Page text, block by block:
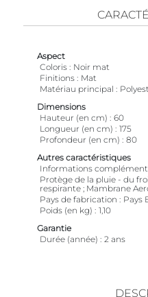
Aspect
Coloris
Noir mat
Finitions
Mat
Matériau principal
Dimensions
Hauteur (en cm)
60
Longueur (en cm)
175
Profondeur (en cm)
80
Autres caractéristiques
Informations
Protège de la pluie - du
respirante ; Mambrane
Pays de fabrication
Pays
Poids (en kg)
1,10
Garantie
Durée (année)
2 ans